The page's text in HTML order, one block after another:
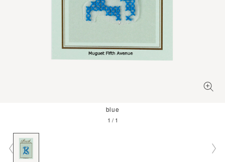
blue
1 / 1